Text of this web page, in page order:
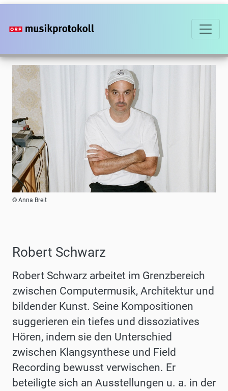
Direkt
zum
Foto
© Anna Breit
Robert Schwarz
Robert Schwarz arbeitet im Grenzbereich
zwischen Computermusik, Architektur und
bildender Kunst. Seine Kompositionen
suggerieren ein tiefes und dissoziatives
Hören, indem sie den Unterschied
zwischen Klangsynthese und Field
Recording bewusst verwischen. Er
beteiligte sich an Ausstellungen u. a. in der